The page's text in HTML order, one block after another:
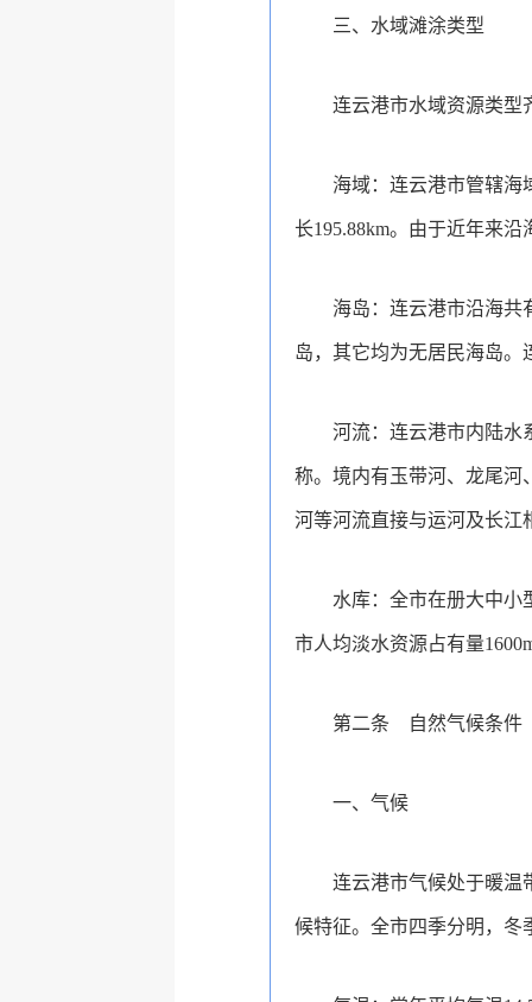
三、水域滩涂类型
连云港市水域资源类型
海域：连云港市管辖海
长195.88km。由于近年来
海岛：连云港市沿海共
岛，其它均为无居民海岛。
河流：连云港市内陆水
称。境内有玉带河、龙尾河
河等河流直接与运河及长江
水库：全市在册大中小
市人均淡水资源占有量
第二条 自然气候条件
一、气候
连云港市气候处于暖温
候特征。全市四季分明，冬